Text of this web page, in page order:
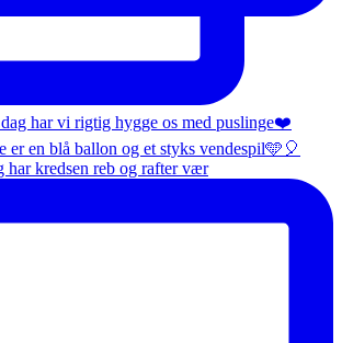
har kredsen reb og rafter vær